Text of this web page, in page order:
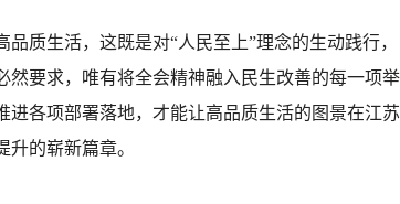
质生活，这既是对“人民至上”理念的生动践行，
然要求，唯有将全会精神融入民生改善的每一项举
进各项部署落地，才能让高品质生活的图景在江苏
的崭新篇章。